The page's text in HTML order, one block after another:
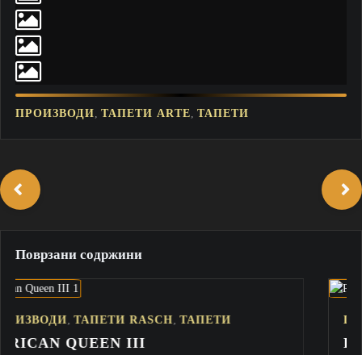
ПРОИЗВОДИ ТАПЕТИ ARTE ТАПЕТИ
Поврзани содржини
RASCH, ТАПЕТИ
III PERFECTO VI